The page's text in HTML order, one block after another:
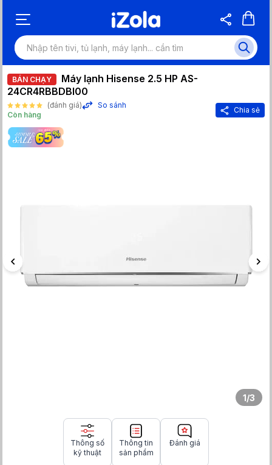
BÁN CHẠY
Máy lạnh Hisense 2.5 HP AS-
24CR4RBBDBI00
(đánh giá)
So sánh
Còn hàng
Chia sẻ
1/3
Thông số
kỹ thuật
Thông tin
sản phẩm
Đánh giá